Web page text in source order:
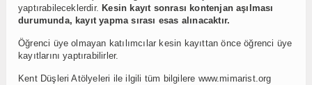
yaptırabileceklerdir. Kesin kayıt sonrası kontenjan aşılması
durumunda, kayıt yapma sırası esas alınacaktır.
Öğrenci üye olmayan katılımcılar kesin kayıttan önce öğrenci üye
kayıtlarını yaptırabilirler.
Kent Düşleri Atölyeleri ile ilgili tüm bilgilere www.mimarist.org